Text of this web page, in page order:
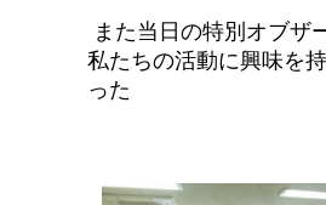
また当日の特別オブザ
私たちの活動に興味を
った